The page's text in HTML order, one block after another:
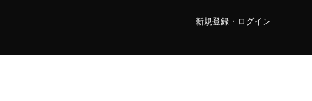
新規登録・ログイン